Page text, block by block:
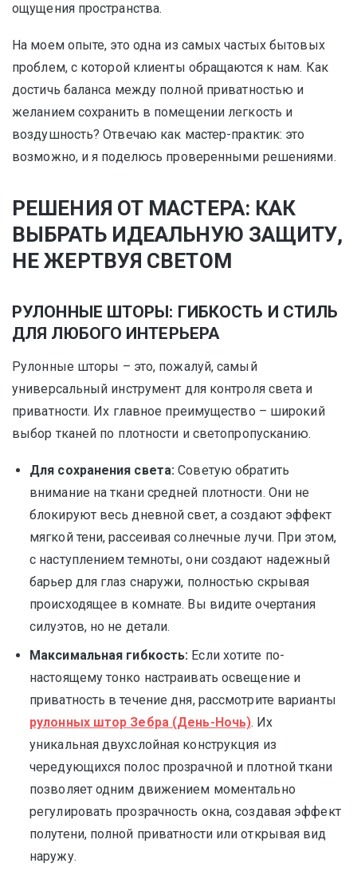
ощущения пространства.
На моем опыте, это одна из самых частых бытовых
проблем, с которой клиенты обращаются к нам. Как
достичь баланса между полной приватностью и
желанием сохранить в помещении легкость и
воздушность? Отвечаю как мастер-практик: это
возможно, и я поделюсь проверенными решениями.
РЕШЕНИЯ ОТ МАСТЕРА: КАК
ВЫБРАТЬ ИДЕАЛЬНУЮ ЗАЩИТУ,
НЕ ЖЕРТВУЯ СВЕТОМ
РУЛОННЫЕ ШТОРЫ: ГИБКОСТЬ И СТИЛЬ
ДЛЯ ЛЮБОГО ИНТЕРЬЕРА
Рулонные шторы – это, пожалуй, самый
универсальный инструмент для контроля света и
приватности. Их главное преимущество – широкий
выбор тканей по плотности и светопропусканию.
Для сохранения света: Советую обратить
внимание на ткани средней плотности. Они не
блокируют весь дневной свет, а создают эффект
мягкой тени, рассеивая солнечные лучи. При этом,
с наступлением темноты, они создают надежный
барьер для глаз снаружи, полностью скрывая
происходящее в комнате. Вы видите очертания
силуэтов, но не детали.
Максимальная гибкость: Если хотите по-
настоящему тонко настраивать освещение и
приватность в течение дня, рассмотрите варианты
рулонных штор Зебра (День-Ночь). Их
уникальная двухслойная конструкция из
чередующихся полос прозрачной и плотной ткани
позволяет одним движением моментально
регулировать прозрачность окна, создавая эффект
полутени, полной приватности или открывая вид
наружу.